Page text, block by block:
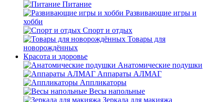
Питание
Развивающие игры и
хобби
Спорт и отдых
Товары для
новорождённых
Красота и здоровье
Анатомические подушки
Аппараты АЛМАГ
Аппликаторы
Весы напольные
Зеркала для макияжа